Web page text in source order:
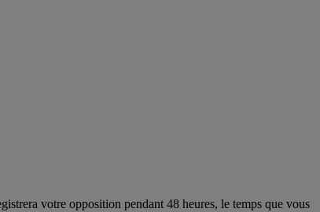
votre opposition pendant 48 heures, le temps que vous